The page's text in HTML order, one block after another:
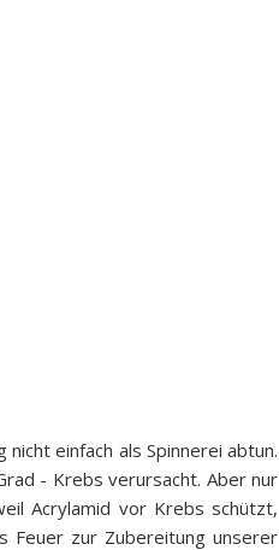
einfach als Spinnerei abtun.
- Krebs verursacht. Aber nur
Acrylamid vor Krebs schützt,
Feuer zur Zubereitung unserer